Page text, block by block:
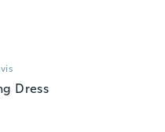
Dress